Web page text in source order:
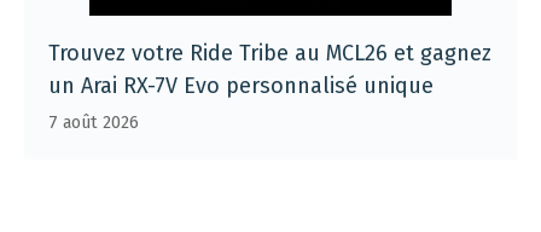
Trouvez votre Ride Tribe au MCL26 et gagnez
un Arai RX-7V Evo personnalisé unique
7 août 2026